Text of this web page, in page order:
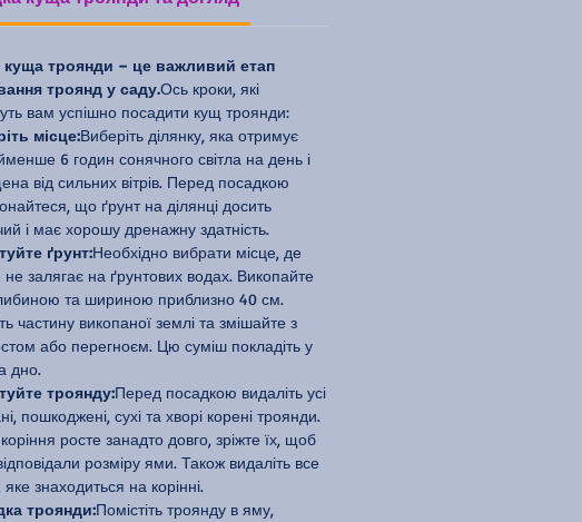
куща троянди – це важливий етап
троянд у саду.Ось кроки, які
вам успішно посадити кущ троянди:
місце:Виберіть ділянку, яка отримує
6 годин сонячного світла на день і
від сильних вітрів. Перед посадкою
що ґрунт на ділянці досить
і має хорошу дренажну здатність.
ґрунт:Необхідно вибрати місце, де
залягає на ґрунтових водах. Викопайте
та шириною приблизно 40 см.
частину викопаної землі та змішайте з
або перегноєм. Цю суміш покладіть у
дно.
троянду:Перед посадкою видаліть усі
пошкоджені, сухі та хворі корені троянди.
росте занадто довго, зріжте їх, щоб
розміру ями. Також видаліть все
яке знаходиться на корінні.
троянди:Помістіть троянду в яму,